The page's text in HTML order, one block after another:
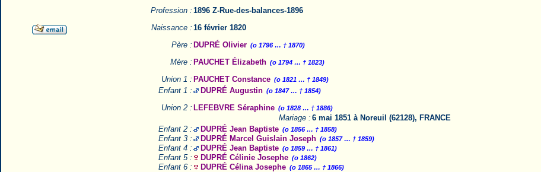
Profession : 1896 Z-Rue-des-balances-1896
Naissance : 16 février 1820
Père : DUPRÉ Olivier (o 1796 … † 1870)
Mère : PAUCHET Élizabeth (o 1794 … † 1823)
Union 1 : PAUCHET Constance (o 1821 … † 1849)
Enfant 1 : DUPRÉ Augustin (o 1847 … † 1854)
Union 2 : LEFEBVRE Séraphine (o 1828 … † 1886)
Mariage : 6 mai 1851 à Noreuil (62128), FRANCE
Enfant 2 :
DUPRÉ Jean Baptiste (o 1856 … † 1858)
Enfant 3 : DUPRÉ Marcel Guislain Joseph (o 1857 … † 1859)
Enfant 4 : DUPRÉ Jean Baptiste (o 1859 … † 1861)
Enfant 5 : DUPRÉ Célinie Josephe (o 1862)
Enfant 6 : DUPRÉ Célina Josephe (o 1865 … † 1866)